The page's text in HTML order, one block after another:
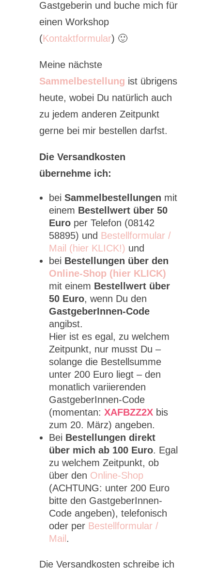
Gastgeberin und buche mich für
einen Workshop
(Kontaktformular) 🙂
Meine nächste
Sammelbestellung ist übrigens
heute, wobei Du natürlich auch
zu jedem anderen Zeitpunkt
gerne bei mir bestellen darfst.
Die Versandkosten
übernehme ich:
bei Sammelbestellungen mit
einem Bestellwert über 50
Euro per Telefon (08142
58895) und Bestellformular /
Mail (hier KLICK!) und
bei Bestellungen über den
Online-Shop (hier KLICK)
mit einem Bestellwert über
50 Euro, wenn Du den
GastgeberInnen-Code
angibst.
Hier ist es egal, zu welchem
Zeitpunkt, nur musst Du –
solange die Bestellsumme
unter 200 Euro liegt – den
monatlich variierenden
GastgeberInnen-Code
(momentan: XAFBZZ2Xbis
zum 20. März) angeben.
Bei Bestellungen direkt
über mich ab 100 Euro. Egal
zu welchem Zeitpunkt, ob
über den Online-Shop
(ACHTUNG: unter 200 Euro
bitte den GastgeberInnen-
Code angeben), telefonisch
oder per Bestellformular /
Mail .
Die Versandkosten schreibe ich